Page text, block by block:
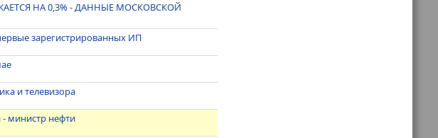
НА 0,3% - ДАННЫЕ МОСКОВСКОЙ
зарегистрированных ИП
и телевизора
- министр нефти